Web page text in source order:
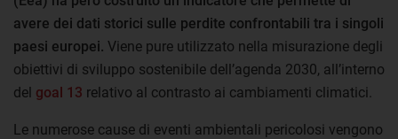
avere dei dati storici sulle perdite confrontabili tra i singoli
paesi europei. Viene pure utilizzato nella misurazione degli
obiettivi di sviluppo sostenibile dell’agenda 2030, all’interno
del goal 13 relativo al contrasto ai cambiamenti climatici.
Le numerose cause di eventi ambientali pericolosi vengono